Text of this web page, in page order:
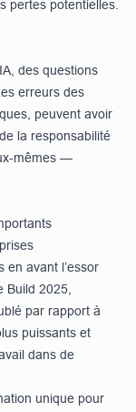
pertes potentielles.
des questions
erreurs des
peuvent avoir
la responsabilité
mêmes —
en avant l’essor
Build 2025,
par rapport à
puissants et
dans de
unique pour